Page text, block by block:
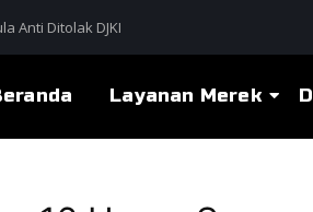
Anti Ditolak DJKI
Layanan Merek